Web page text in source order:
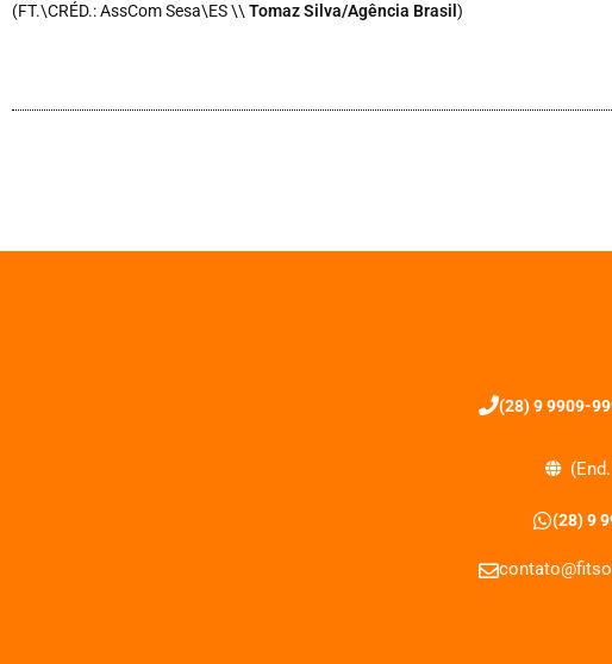
(FT.\CRÉD.: AssCom Sesa\ES \\ Tomaz Silva/Agência Brasil )
(28) 9 9909-
(28) 9